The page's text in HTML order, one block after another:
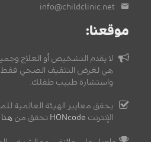
info@childclinic.net
موقعنا:
لا يقدم التشخيص أو العلاج
هي لغرض التثقيف الصحي فقط
واستشارة طبيب طفلك.
يحقق معايير الهيئة العالمية
الإنترنت HONcode تحقق من هنا